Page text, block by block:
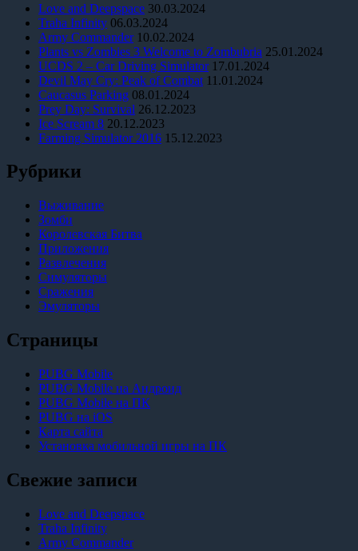
Love and Deepspace 30.03.2024
Traha Infinity 06.03.2024
Army Commander 10.02.2024
Plants vs Zombies 3 Welcome to Zombubria 25.01.2024
UCDS 2 – Car Driving Simulator 17.01.2024
Devil May Cry: Peak of Combat 11.01.2024
Caucasus Parking 08.01.2024
Prey Day: Survival 26.12.2023
Ice Scream 8 20.12.2023
Farming Simulator 2016 15.12.2023
Рубрики
Выживание
Зомби
Королевская Битва
Приложения
Развлечения
Симуляторы
Сражения
Эмуляторы
Страницы
PUBG Mobile
PUBG Mobile на Андроид
PUBG Mobile на ПК
PUBG на iOS
Карта сайта
Установка мобильной игры на ПК
Свежие записи
Love and Deepspace
Traha Infinity
Army Commander